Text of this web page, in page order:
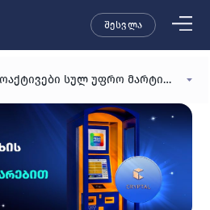
შესვლა
კრიპტოაქტივები სულ უფრო მარტივდება